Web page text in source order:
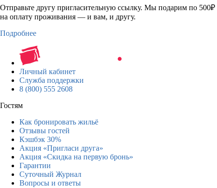
Отправьте другу пригласительную ссылку. Мы подарим по 500₽
на оплату проживания — и вам, и другу.
Подробнее
Личный кабинет
Служба поддержки
8 (800) 555 2608
Гостям
Как бронировать жильё
Отзывы гостей
Кэшбэк 30%
Акция «Пригласи друга»
Акция «Скидка на первую бронь»
Гарантии
Суточный Журнал
Вопросы и ответы